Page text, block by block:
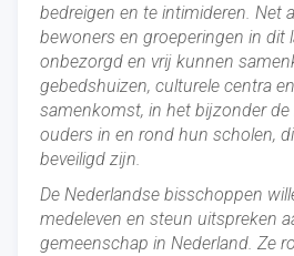
bedreigen en te intimideren. Net
bewoners en groeperingen in dit
onbezorgd en vrij kunnen
gebedshuizen, culturele centra
samenkomst, in het bijzonder
ouders in en rond hun scholen,
beveiligd zijn.
De Nederlandse bisschoppen
medeleven en steun uitspreken
gemeenschap in Nederland. Ze